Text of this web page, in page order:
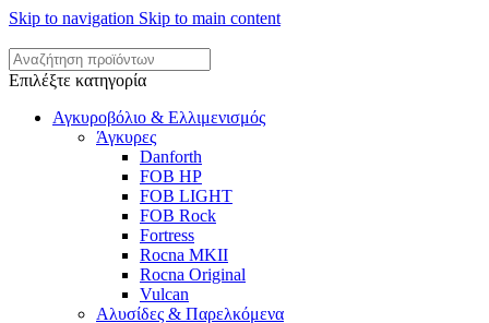
Skip to navigation Skip to main content
Επιλέξτε κατηγορία
Αγκυροβόλιο & Ελλιμενισμός
Άγκυρες
Danforth
FOB HP
FOB LIGHT
FOB Rock
Fortress
Rocna MKII
Rocna Original
Vulcan
Αλυσίδες & Παρελκόμενα